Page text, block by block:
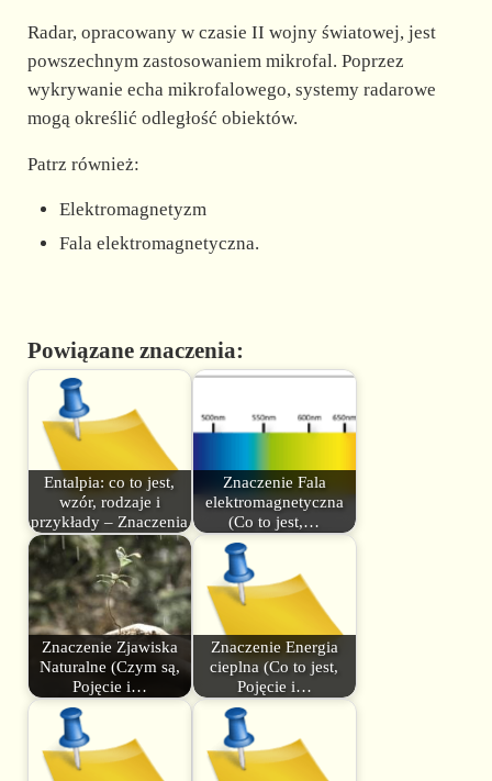
Radar, opracowany w czasie II wojny światowej, jest
powszechnym zastosowaniem mikrofal. Poprzez
wykrywanie echa mikrofalowego, systemy radarowe
mogą określić odległość obiektów.
Patrz również:
Elektromagnetyzm
Fala elektromagnetyczna.
Powiązane znaczenia:
Entalpia: co to jest,
wzór, rodzaje i
przykłady – Znaczenia
Znaczenie Fala
elektromagnetyczna
(Co to jest,…
Znaczenie Zjawiska
Naturalne (Czym są,
Pojęcie i…
Znaczenie Energia
cieplna (Co to jest,
Pojęcie i…